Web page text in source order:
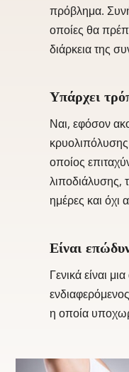
πρόβλημα.
οποίες θα
διάρκεια της
Υπάρχει
Ναι, εφόσον
οποίος
λιποδιάλυσης,
ημέρες και όχι
Είναι
Γενικά είναι
η οποία